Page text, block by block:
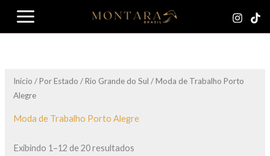
para
Início /Por Estado /Rio Grande do Sul / Moda de Trabalho Porto
Alegre
Moda de Trabalho Porto Alegre
Exibindo 1–12 de 20 resultados